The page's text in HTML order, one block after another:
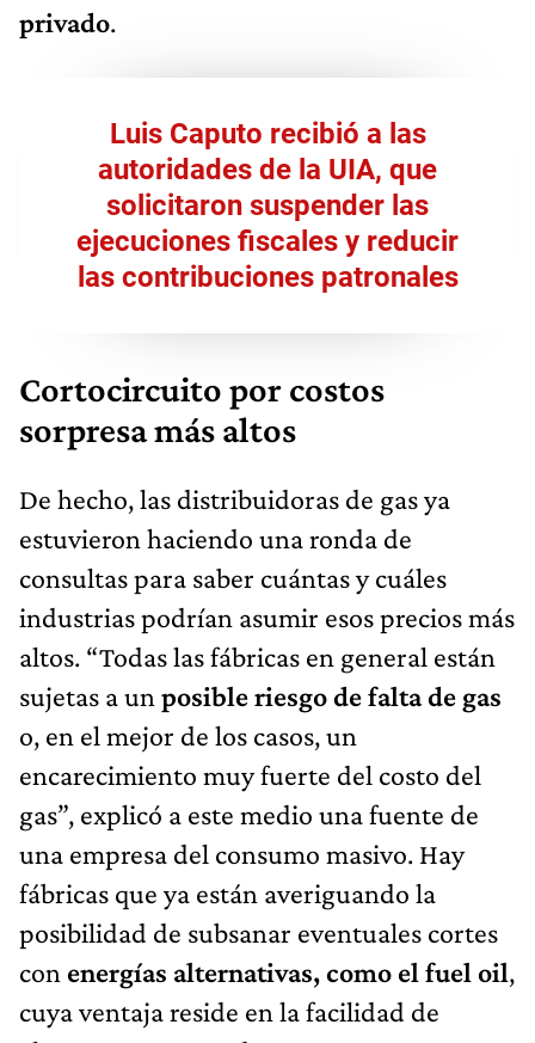
privado.
Luis Caputo recibió a las
autoridades de la UIA, que
solicitaron suspender las
ejecuciones fiscales y reducir
las contribuciones patronales
Cortocircuito por costos
sorpresa más altos
De hecho, las distribuidoras de gas ya
estuvieron haciendo una ronda de
consultas para saber cuántas y cuáles
industrias podrían asumir esos precios más
altos. “Todas las fábricas en general están
sujetas a un posible riesgo de falta de gas
o, en el mejor de los casos, un
encarecimiento muy fuerte del costo del
gas”, explicó a este medio una fuente de
una empresa del consumo masivo. Hay
fábricas que ya están averiguando la
posibilidad de subsanar eventuales cortes
con energías alternativas, como el fuel oil,
cuya ventaja reside en la facilidad de